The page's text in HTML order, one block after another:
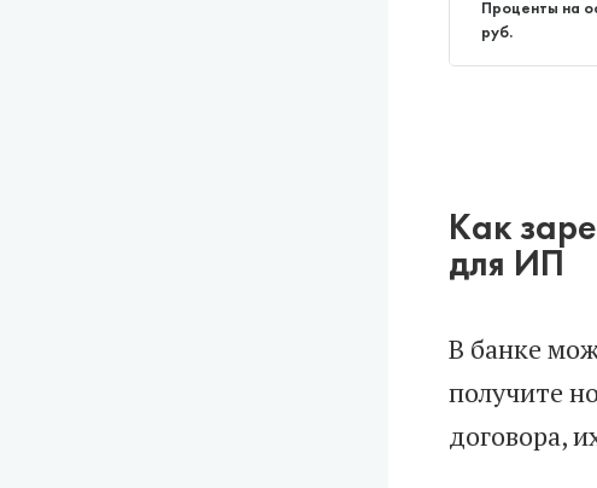
Проценты на
руб.
Как
для ИП
В банке
получите
договора,